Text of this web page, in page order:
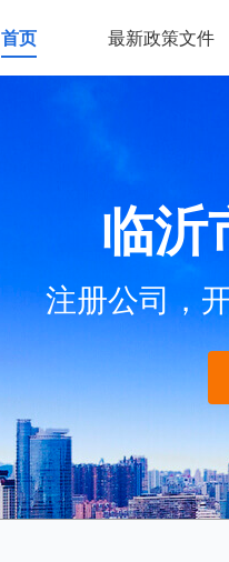
首页 最新政策文件
临沂
注册公司，